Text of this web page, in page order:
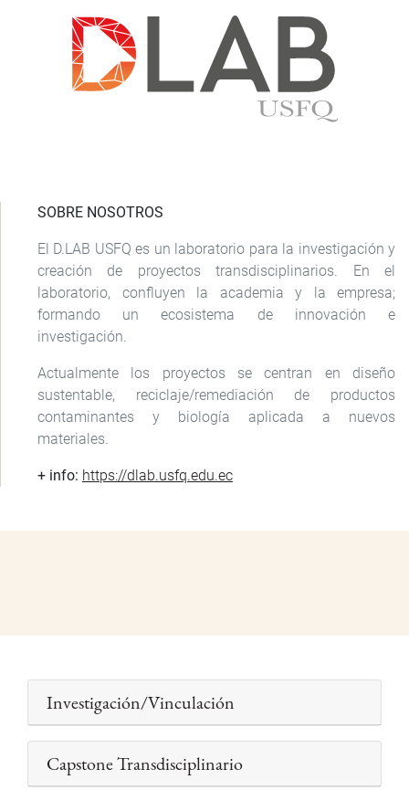
SOBRE NOSOTROS
El D.LAB USFQ es un laboratorio para la investigación y
creación de proyectos transdisciplinarios. En el
laboratorio, confluyen la academia y la empresa;
formando un ecosistema de innovación e
investigación.
Actualmente los proyectos se centran en diseño
sustentable, reciclaje/remediación de productos
contaminantes y biología aplicada a nuevos
materiales.
+ info: https://dlab.usfq.edu.ec
Investigación/Vinculación
Capstone Transdisciplinario